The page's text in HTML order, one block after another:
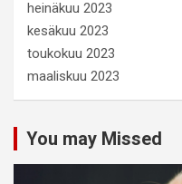
heinäkuu 2023
kesäkuu 2023
toukokuu 2023
maaliskuu 2023
You may Missed